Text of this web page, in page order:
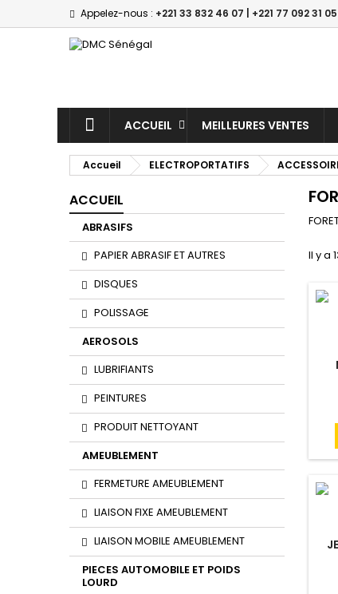
Appelez-nous : +221 33 832 46 07 | +221 77 092 31 05
ACCUEIL MEILLEURES VENTES
Accueil ELECTROPORTATIFS
ACCUEIL
ABRASIFS
PAPIER ABRASIF ET AUTRES
DISQUES
POLISSAGE
AEROSOLS
LUBRIFIANTS
PEINTURES
PRODUIT NETTOYANT
AMEUBLEMENT
FERMETURE AMEUBLEMENT
LIAISON FIXE AMEUBLEMENT
LIAISON MOBILE AMEUBLEMENT
PIECES AUTOMOBILE ET POIDS
LOURD
Il y a